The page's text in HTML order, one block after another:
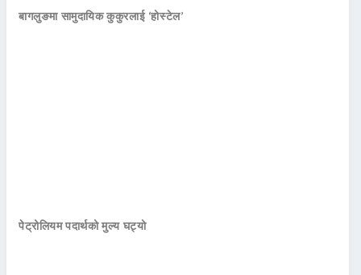
बागलुङमा सामुदायिक कुकुरलाई ‘होस्टेल’
पेट्रोलियम पदार्थको मुल्य घट्यो